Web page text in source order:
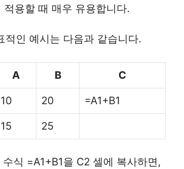
적용할 때 매우 유용합니다.
적인 예시는 다음과 같습니다.
A B C
10 20 =A1+B1
15 25
수식 =A1+B1을 C2 셀에 복사하면,